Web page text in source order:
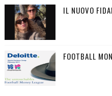
IL NUOVO
FOOTBALL